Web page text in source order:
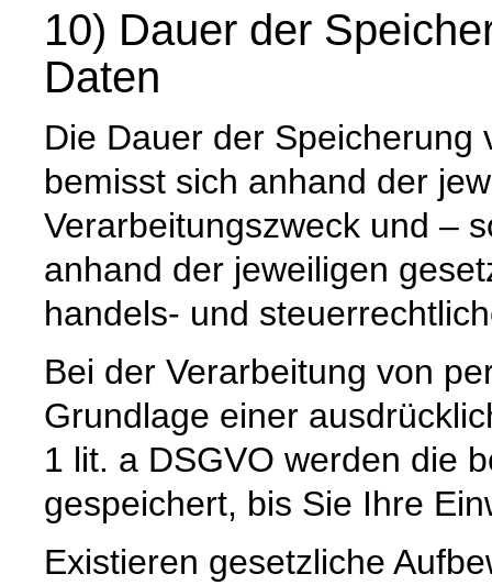
10) Dauer der
Daten
Die Dauer der
bemisst sich anhand der
Verarbeitungszweck und –
anhand der jeweiligen
handels- und
Bei der Verarbeitung von
Grundlage einer
1 lit. a DSGVO werden die
gespeichert, bis Sie Ihre
Existieren gesetzliche